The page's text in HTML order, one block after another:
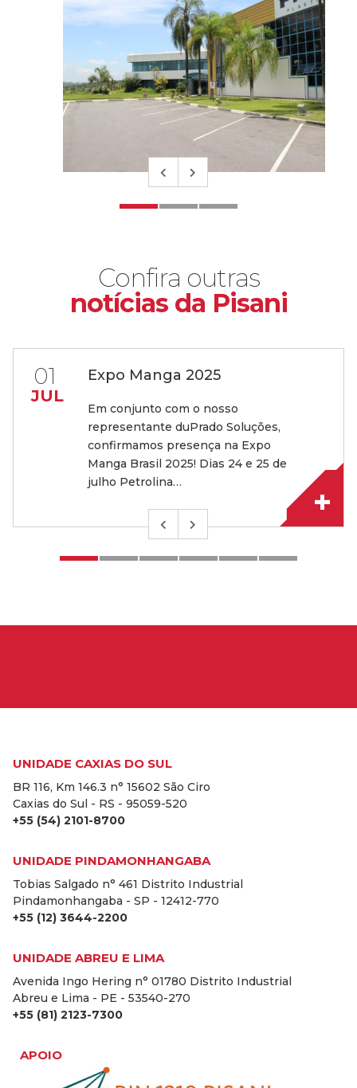
Confira outras
notícias da Pisani
01
JUL
Expo Manga 2025
Em conjunto com o nosso
representante duPrado Soluções,
confirmamos presença na Expo
Manga Brasil 2025! Dias 24 e 25 de
julho Petrolina…
UNIDADE CAXIAS DO SUL
BR 116, Km 146.3 n° 15602 São Ciro
Caxias do Sul - RS - 95059-520
+55 (54) 2101-8700
UNIDADE PINDAMONHANGABA
Tobias Salgado n° 461 Distrito Industrial
Pindamonhangaba - SP - 12412-770
+55 (12) 3644-2200
UNIDADE ABREU E LIMA
Avenida Ingo Hering n° 01780 Distrito Industrial
Abreu e Lima - PE - 53540-270
+55 (81) 2123-7300
APOIO